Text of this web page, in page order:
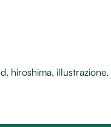
, hiroshima, illustrazione,